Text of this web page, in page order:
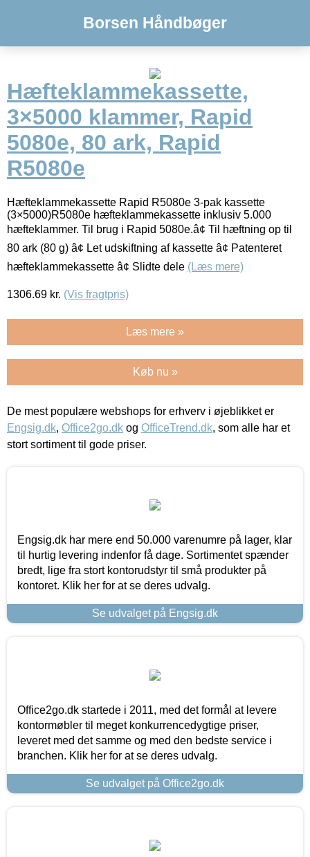
Borsen Håndbøger
Hæfteklammekassette,
3×5000 klammer, Rapid
5080e, 80 ark, Rapid
R5080e
Hæfteklammekassette Rapid R5080e 3-pak kassette
(3×5000)R5080e hæfteklammekassette inklusiv 5.000
hæfteklammer. Til brug i Rapid 5080e.â¢ Til hæftning op til
80 ark (80 g) â¢ Let udskiftning af kassette â¢ Patenteret
hæfteklammekassette â¢ Slidte dele (Læs mere)
1306.69 kr. (Vis fragtpris)
Læs mere »
Køb nu »
De mest populære webshops for erhverv i øjeblikket er
Engsig.dk, Office2go.dk og OfficeTrend.dk, som alle har et
stort sortiment til gode priser.
Engsig.dk har mere end 50.000 varenumre på lager, klar
til hurtig levering indenfor få dage. Sortimentet spænder
bredt, lige fra stort kontorudstyr til små produkter på
kontoret. Klik her for at se deres udvalg.
Se udvalget på Engsig.dk
Office2go.dk startede i 2011, med det formål at levere
kontormøbler til meget konkurrencedygtige priser,
leveret med det samme og med den bedste service i
branchen. Klik her for at se deres udvalg.
Se udvalget på Office2go.dk